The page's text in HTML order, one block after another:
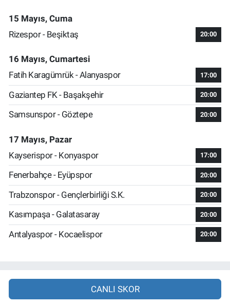
15 Mayıs, Cuma
Rizespor - Beşiktaş
20:00
16 Mayıs, Cumartesi
Fatih Karagümrük - Alanyaspor
17:00
Gaziantep FK - Başakşehir 20:00
Samsunspor - Göztepe 20:00
17 Mayıs, Pazar
Kayserispor - Konyaspor
17:00
Fenerbahçe - Eyüpspor 20:00
Trabzonspor - Gençlerbirliği S.K. 20:00
Kasımpaşa - Galatasaray 20:00
Antalyaspor - Kocaelispor 20:00
CANLI SKOR